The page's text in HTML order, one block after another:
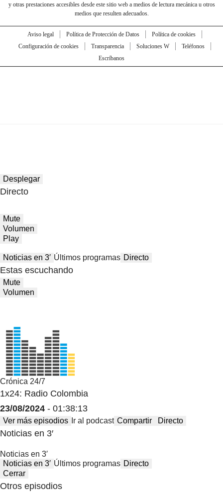
y otras prestaciones accesibles desde este sitio web a medios de lectura mecánica u otros
medios que resulten adecuados.
Aviso legal Política de Protección de Datos
Política de cookies
Configuración de cookies
Transparencia Soluciones W
Teléfonos
Escríbanos
Desplegar
Directo
Mute
Volumen
Play
Noticias en 3′ Últimos programas Directo
Estas escuchando
Mute
Volumen
Crónica 24/7
1x24: Radio Colombia
23/08/2024 - 01:38:13
Ver más episodios Ir al podcast Compartir Directo
Noticias en 3′
Noticias en 3′
Noticias en 3′ Últimos programas Directo
Cerrar
Otros episodios